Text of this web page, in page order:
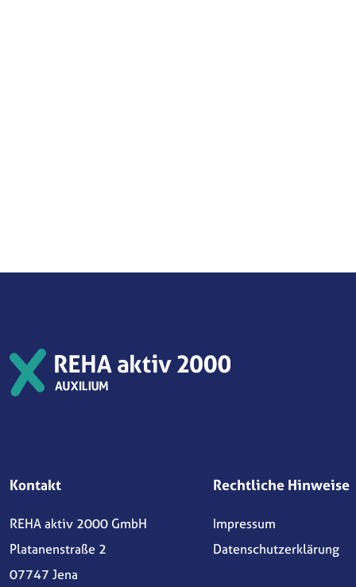
Kontakt
REHA aktiv 2000 GmbH
Platanenstraße 2
07747 Jena
Rechtliche Hinweise
Impressum
Datenschutzerklärung